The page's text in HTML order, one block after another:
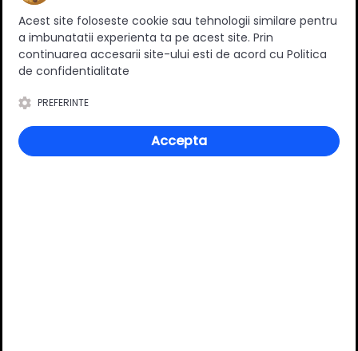
Ratingul general al produsului
0 (0 review-uri)
Acest site foloseste cookie sau tehnologii similare pentru
a imbunatatii experienta ta pe acest site. Prin
continuarea accesarii site-ului esti de acord cu Politica
de confidentialitate
PREFERINTE
Accepta